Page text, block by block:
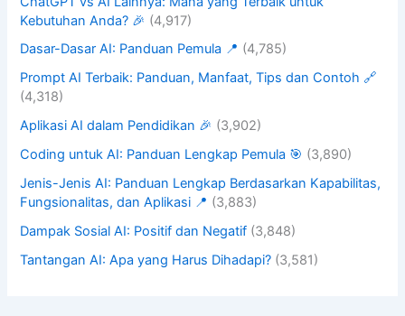
Kebutuhan Anda? 🎉 (4,917)
Dasar-Dasar AI: Panduan Pemula 📍 (4,785)
Prompt AI Terbaik: Panduan, Manfaat, Tips dan Contoh 🔗
(4,318)
Aplikasi AI dalam Pendidikan 🎉 (3,902)
Coding untuk AI: Panduan Lengkap Pemula 🎯 (3,890)
Jenis-Jenis AI: Panduan Lengkap Berdasarkan Kapabilitas,
Fungsionalitas, dan Aplikasi 📍 (3,883)
Dampak Sosial AI: Positif dan Negatif (3,848)
Tantangan AI: Apa yang Harus Dihadapi? (3,581)